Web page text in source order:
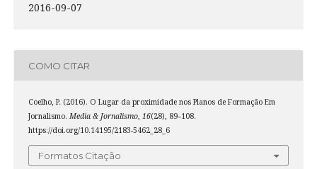
2016-09-07
COMO CITAR
Coelho, P. (2016). O Lugar da proximidade nos Planos de Formação Em
Jornalismo. Media & Jornalismo, 16(28), 89–108.
https://doi.org/10.14195/2183-5462_28_6
Formatos Citação